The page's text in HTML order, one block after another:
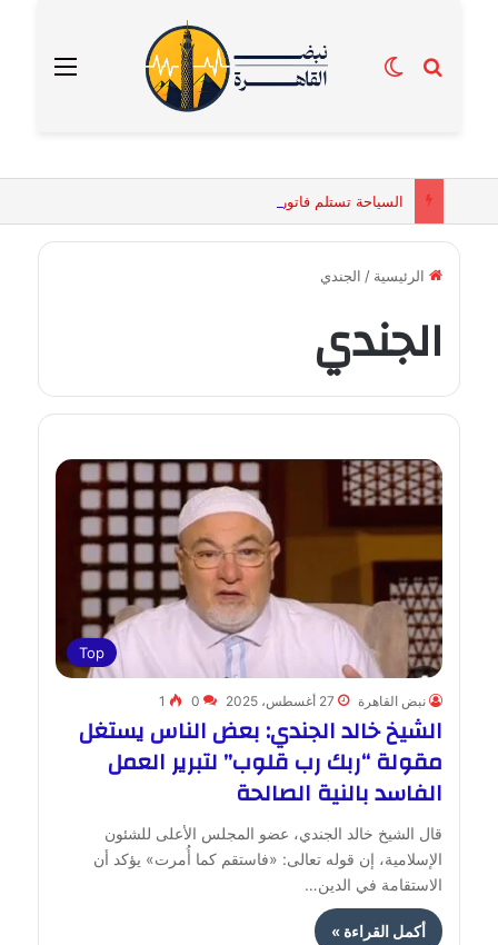
القائمة بحث عنالوضع المظلم
الرئيسية / الجندي
الجندي
Top
نبض القاهرة 27 أغسطس، 2025 0
1
الشيخ خالد الجندي: بعض الناس يستغل
مقولة “ربك رب قلوب” لتبرير العمل
الفاسد بالنية الصالحة
قال الشيخ خالد الجندي، عضو المجلس الأعلى للشئون
الإسلامية، إن قوله تعالى: «فاستقم كما أُمرت» يؤكد أن
الاستقامة في الدين…
أكمل القراءة »